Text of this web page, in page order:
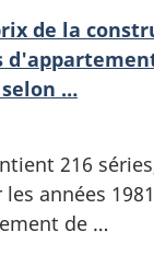
de la
…
216
années
de …